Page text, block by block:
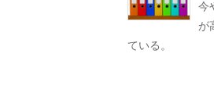
今
が
ている。